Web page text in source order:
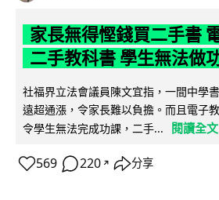
家長無得慳錢買二手書
二手教科書 學生無法做
社福界立法會議員陳文宜指，一間中學
遠超通漲，令家長難以負擔。而且電子
令學生無法完成功課，二手...
閱讀全文
569 220 ↗ 分享